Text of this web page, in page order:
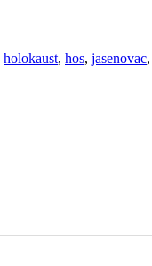
holokaust, hos, jasenovac,